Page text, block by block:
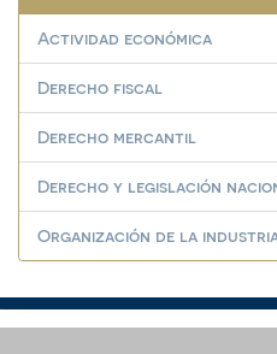
Actividad económica
Derecho fiscal
Derecho mercantil
Derecho y legislación
Organización de la